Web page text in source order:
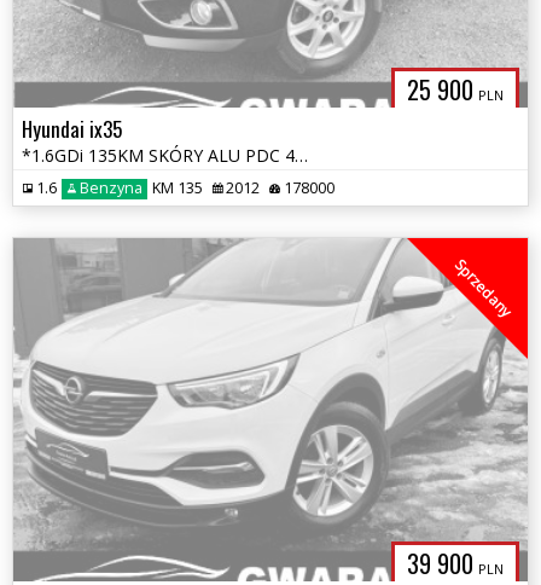
25 900 PLN
Hyundai ix35
*1.6GDi 135KM SKÓRY ALU PDC 4xGrz.Fotele Tempomat Opłaty Gwarancja*
1.6 Benzyna KM 135 2012 178000
39 900 PLN
Sprzedany